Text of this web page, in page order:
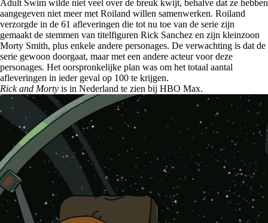
Adult Swim wilde niet veel over de breuk kwijt, behalve dat ze hebben
aangegeven niet meer met Roiland willen samenwerken. Roiland
verzorgde in de 61 afleveringen die tot nu toe van de serie zijn
gemaakt de stemmen van titelfiguren Rick Sanchez en zijn kleinzoon
Morty Smith, plus enkele andere personages. De verwachting is dat de
serie gewoon doorgaat, maar met een andere acteur voor deze
personages. Het oorspronkelijke plan was om het totaal aantal
afleveringen in ieder geval op 100 te krijgen.
Rick and Morty is in Nederland te zien bij HBO Max.